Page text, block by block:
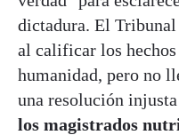
dictadura. El
al calificar los
humanidad, pero no
una resolución
los magistrados